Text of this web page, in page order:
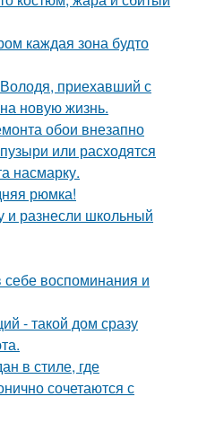
каждая зона будто
приехавший с
новую жизнь.
обои внезапно
или расходятся
насмарку.
рюмка!
и разнесли школьный
себе воспоминания и
- такой дом сразу
в стиле, где
сочетаются с